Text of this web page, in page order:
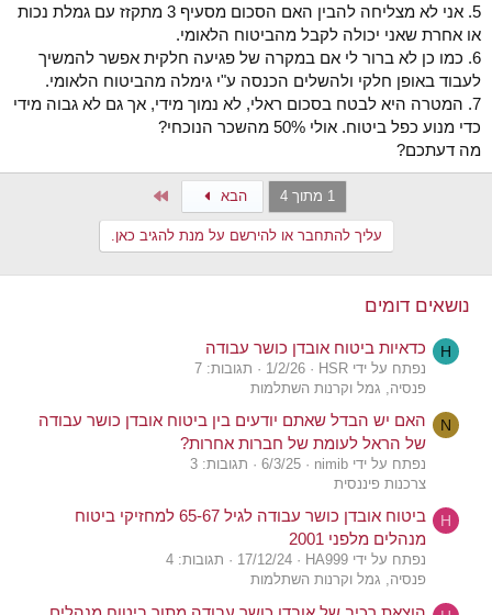
5. אני לא מצליחה להבין האם הסכום מסעיף 3 מתקזז עם גמלת נכות
או אחרת שאני יכולה לקבל מהביטוח הלאומי.
6. כמו כן לא ברור לי אם במקרה של פגיעה חלקית אפשר להמשיך
לעבוד באופן חלקי ולהשלים הכנסה ע"י גימלה מהביטוח הלאומי.
7. המטרה היא לבטח בסכום ראלי, לא נמוך מידי, אך גם לא גבוה מידי
כדי מנוע כפל ביטוח. אולי 50% מהשכר הנוכחי?
מה דעתכם?
1 מתוך 4 הבא
עליך להתחבר או להירשם על מנת להגיב כאן.
נושאים דומים
H כדאיות ביטוח אובדן כושר עבודה
נפתח על ידי HSR 1/2/26
תגובות: 7
פנסיה, גמל וקרנות השתלמות
N
האם יש הבדל שאתם יודעים בין ביטוח אובדן כושר עבודה
של הראל לעומת של חברות אחרות?
נפתח על ידי nimib 6/3/25
תגובות: 3
צרכנות פיננסית
H
ביטוח אובדן כושר עבודה לגיל 65-67 למחזיקי ביטוח
מנהלים מלפני 2001
נפתח על ידי HA999 17/12/24
תגובות: 4
פנסיה, גמל וקרנות השתלמות